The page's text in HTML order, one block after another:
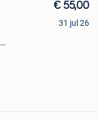
€ 55,00
31 jul 26